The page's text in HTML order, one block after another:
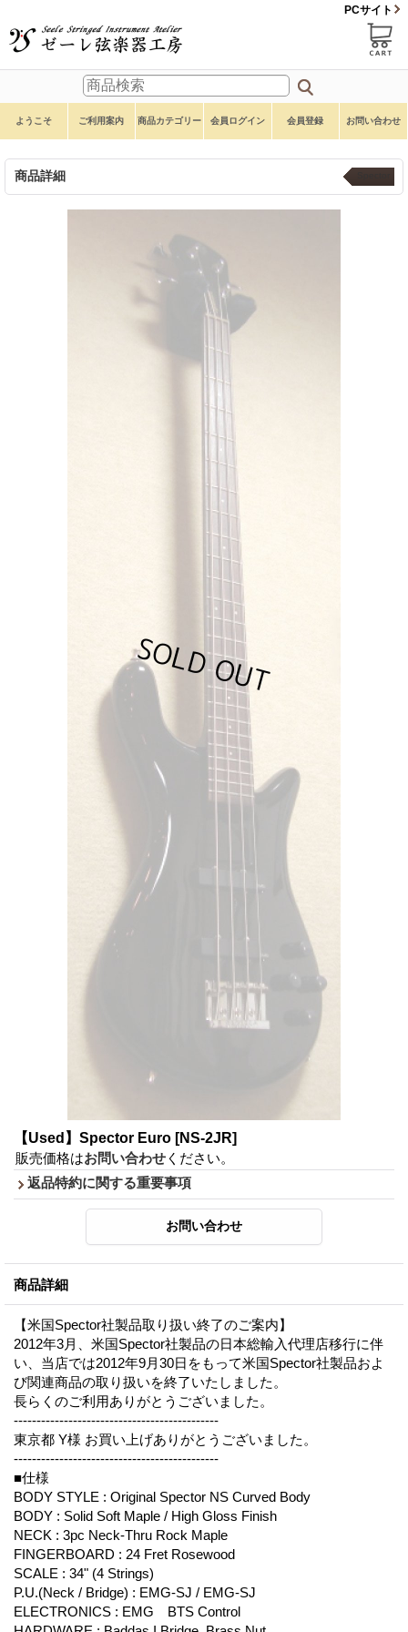
PCサイト
ようこそ ご利用案内 商品カテゴリー 会員ログイン 会員登録 お問い合わせ
商品詳細
【Used】Spector Euro [NS-2JR]
販売価格はお問い合わせ ください。
返品特約に関する重要事項
商品詳細
【米国Spector社製品取り扱い終了のご案内】
2012年3月、米国Spector社製品の日本総輸入代理店移行に伴
い、当店では2012年9月30日をもって米国Spector社製品およ
び関連商品の取り扱いを終了いたしました。
長らくのご利用ありがとうございました。
---------------------------------------------
東京都 Y様 お買い上げありがとうございました。
---------------------------------------------
■仕様
BODY STYLE : Original Spector NS Curved Body
BODY : Solid Soft Maple / High Gloss Finish
NECK : 3pc Neck-Thru Rock Maple
FINGERBOARD : 24 Fret Rosewood
SCALE : 34" (4 Strings)
P.U.(Neck / Bridge) : EMG-SJ / EMG-SJ
ELECTRONICS : EMG BTS Control